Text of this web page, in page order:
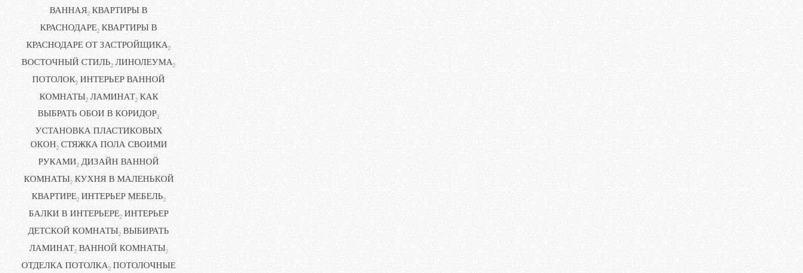
ВАННАЯ2 КВАРТИРЫ В
КРАСНОДАРЕ2 КВАРТИРЫ В
КРАСНОДАРЕ ОТ ЗАСТРОЙЩИКА2
ВОСТОЧНЫЙ СТИЛЬ2 ЛИНОЛЕУМА2
ПОТОЛОК2 ИНТЕРЬЕР ВАННОЙ
КОМНАТЫ2 ЛАМИНАТ2 КАК
ВЫБРАТЬ ОБОИ В КОРИДОР2
УСТАНОВКА ПЛАСТИКОВЫХ
ОКОН2 СТЯЖКА ПОЛА СВОИМИ
РУКАМИ2 ДИЗАЙН ВАННОЙ
КОМНАТЫ2 КУХНЯ В МАЛЕНЬКОЙ
КВАРТИРЕ2 ИНТЕРЬЕР МЕБЕЛЬ2
БАЛКИ В ИНТЕРЬЕРЕ2 ИНТЕРЬЕР
ДЕТСКОЙ КОМНАТЫ2 ВЫБИРАТЬ
ЛАМИНАТ2 ВАННОЙ КОМНАТЫ2
ОТДЕЛКА ПОТОЛКА2 ПОТОЛОЧНЫЕ